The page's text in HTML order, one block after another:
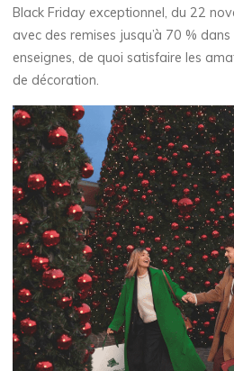
Black Friday exceptionnel, du 22
avec des remises jusqu’à 70 %
enseignes, de quoi satisfaire les
de décoration.